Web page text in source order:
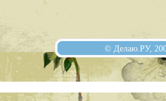
© Делаю.РУ,